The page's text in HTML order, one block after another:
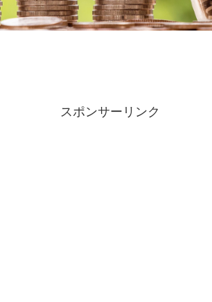
スポンサーリンク